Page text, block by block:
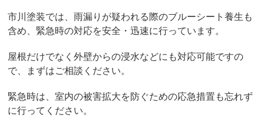
市川塗装では、雨漏りが疑われる際のブルーシート養生も
含め、緊急時の対応を安全・迅速に行っています。
屋根だけでなく外壁からの浸水などにも対応可能ですの
で、まずはご相談ください。
緊急時は、室内の被害拡大を防ぐための応急措置も忘れず
に行ってください。